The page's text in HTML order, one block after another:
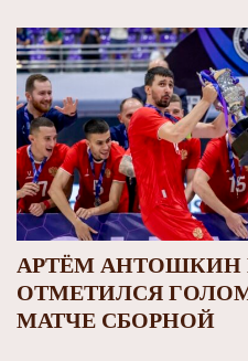
АРТЁМ АНТОШКИН
ОТМЕТИЛСЯ
МАТЧЕ СБОРНОЙ